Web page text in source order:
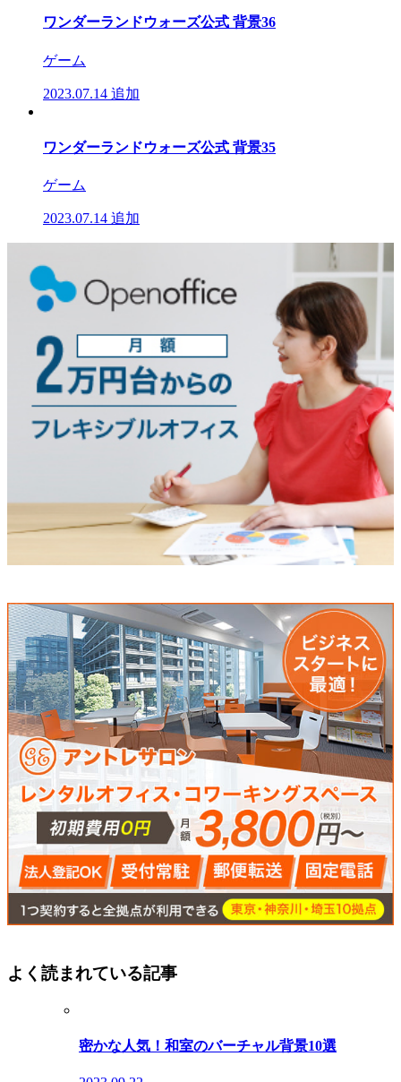
ワンダーランドウォーズ公式 背景36
ゲーム
2023.07.14 追加
ワンダーランドウォーズ公式 背景35
ゲーム
2023.07.14 追加
よく読まれている記事
密かな人気！和室のバーチャル背景10選